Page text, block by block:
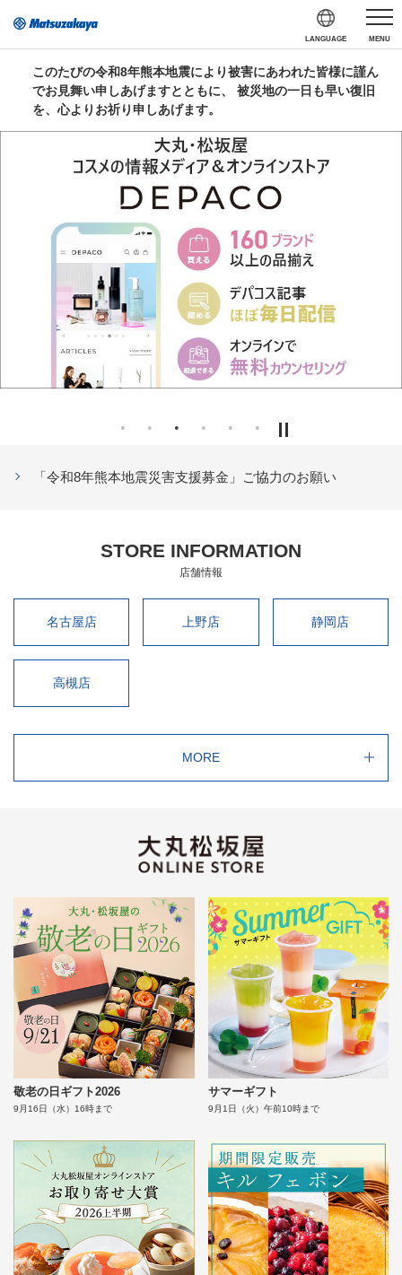
LANGUAGE MENU
このたびの令和8年熊本地震により被害にあわれた皆様に謹ん
でお見舞い申しあげますとともに、 被災地の一日も早い復旧
を、心よりお祈り申しあげます。
「令和8年熊本地震災害支援募金」ご協力のお願い
STORE INFORMATION
店舗情報
名古屋店 上野店 静岡店
高槻店
MORE
敬老の日ギフト2026
9月16日（水）16時まで
サマーギフト
9月1日（火）午前10時まで